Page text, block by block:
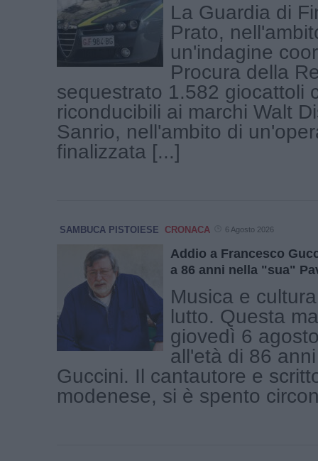
La Guardia di
Prato,
un'indagine
Procura della
sequestrato 1.582 giocattoli
riconducibili ai marchi Walt
Sanrio, nell'ambito di
finalizzata [...]
SAMBUCA PISTOIESE CRONACA 6 Agosto 2026
Addio a Francesco
a 86 anni nella "sua"
Musica e
lutto. Questa
giovedì 6
all'età di 86
Guccini. Il cantautore e
modenese, si è spento